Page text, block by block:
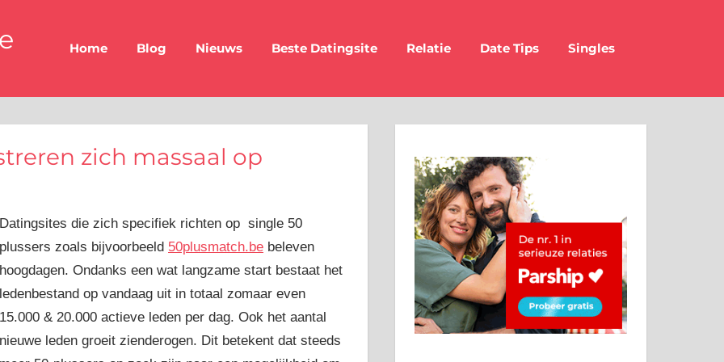
Home Blog Nieuws Beste Datingsite Relatie Date Tips Singles
zich massaal op
Datingsites die zich specifiek richten op single 50
plussers zoals bijvoorbeeld 50plusmatch.be beleven
hoogdagen. Ondanks een wat langzame start bestaat het
ledenbestand op vandaag uit in totaal zomaar even
15.000 & 20.000 actieve leden per dag. Ook het aantal
nieuwe leden groeit zienderogen. Dit betekent dat steeds